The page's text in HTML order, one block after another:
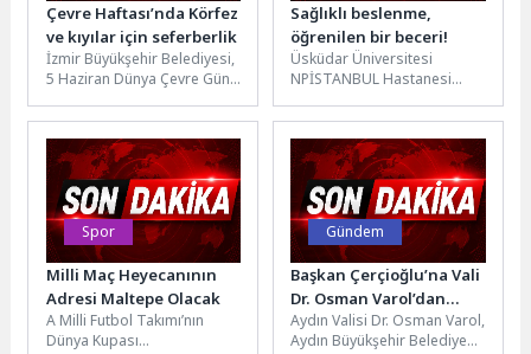
Çevre Haftası’nda Körfez
ve kıyılar için seferberlik
İzmir Büyükşehir Belediyesi,
5 Haziran Dünya Çevre Günü
kapsamında üç ayrı...
Sağlıklı beslenme,
öğrenilen bir beceri!
Üsküdar Üniversitesi
NPİSTANBUL Hastanesi
Hülya Yiğit İspiroğlu, 6
Haziran Dünya
Diyetisyenler...
Spor
Milli Maç Heyecanının
Adresi Maltepe Olacak
A Milli Futbol Takımı’nın
Dünya Kupası
Gündem
Başkan Çerçioğlu’na Vali
Dr. Osman Varol’dan
Ziyaret
Aydın Valisi Dr. Osman Varol,
Aydın Büyükşehir Belediye